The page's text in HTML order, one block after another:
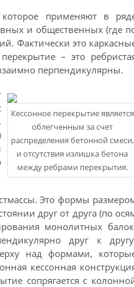
которое применяют в
и общественных (где
Фактически это
– это
перпендикулярны.
Кессонное перекрытие является
облегченным за счет
распределения бетонной смеси,
и отсутствия излишка бетона
между ребрами перекрытия.
Это формы
друг от друга (по
монолитных
друг к
над формами,
кессонная
сопрягается с